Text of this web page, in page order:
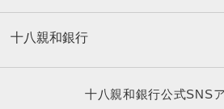
十八親和銀行
十八親和銀行公式SNS